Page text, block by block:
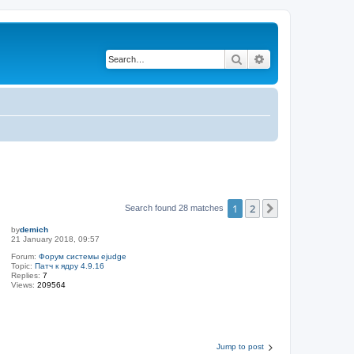
Search
Search found 28 matches 1 2
bydemich
21 January 2018, 09:57
Forum:Форум системы ejudge
Topic:Патч к ядру 4.9.16
Replies:7
Views:209564
Jump to post